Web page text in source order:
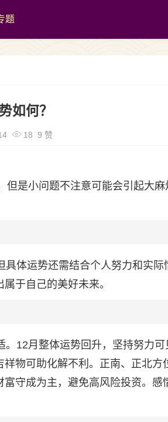
题
如何？
18 9 赞
但是小问题不注意可能会引起大
体运势还需结合个人努力和实际
于自己的美好未来。
12月整体运势回升，坚持努力可
物可助化解不利。正南、正北方
守成为主，避免高风险投资。感